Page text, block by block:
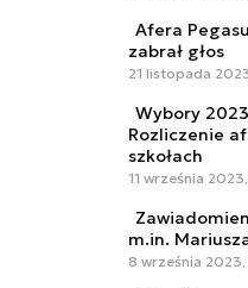
Afera
zabrał głos
21 listopada
Wybory
Rozliczenie
szkołach
11 września
m.in.
8 września 2023,